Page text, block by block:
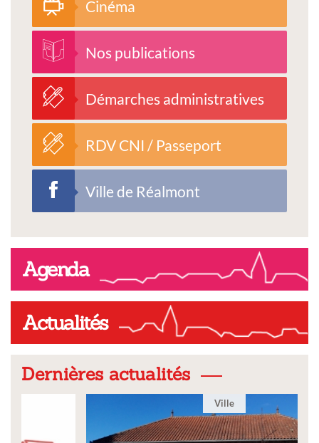
Cinéma
Nos publications
Démarches administratives
RDV CNI / Passeport
Ville de Réalmont
Agenda
Actualités
Dernières actualités